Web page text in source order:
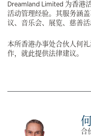
Dreamland Limited 为香港
活动管理经验。其服务涵
议、音乐会、展览、慈善
本所香港办事处合伙人何
作，就此提供法律建议。
合